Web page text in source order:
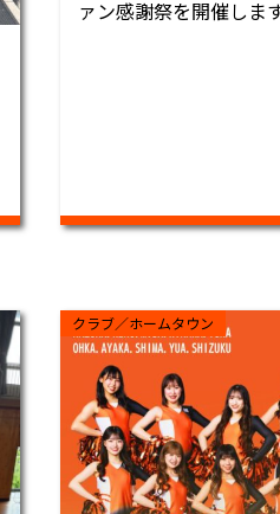
ァン感謝祭を開催しま
クラブ／ホームタウン